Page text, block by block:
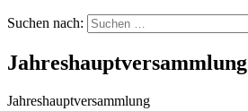
Suchen nach:
Jahreshauptversammlung
Jahreshauptversammlung